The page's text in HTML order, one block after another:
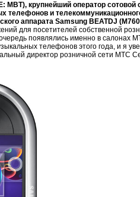
крупнейший оператор сотовой
телефонов и
аппарата Samsung BEATDJ
для посетителей собственной
появлялись именно в
телефонов этого года, и я
директор розничной сети МТС